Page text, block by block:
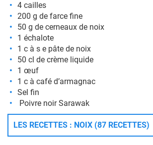
4 cailles
200 g de farce fine
50 g de cerneaux de noix
1 échalote
1 c à s e pâte de noix
50 cl de crème liquide
1 œuf
1 c à café d’armagnac
Sel fin
Poivre noir Sarawak
LES RECETTES : NOIX (87 RECETTES)